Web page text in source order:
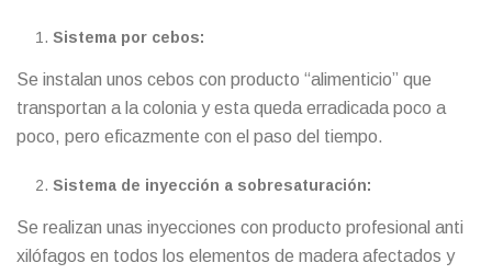
Sistema por cebos:
Se instalan unos cebos con producto “alimenticio” que
transportan a la colonia y esta queda erradicada poco a
poco, pero eficazmente con el paso del tiempo.
Sistema de inyección a sobresaturación:
Se realizan unas inyecciones con producto profesional anti
xilófagos en todos los elementos de madera afectados y